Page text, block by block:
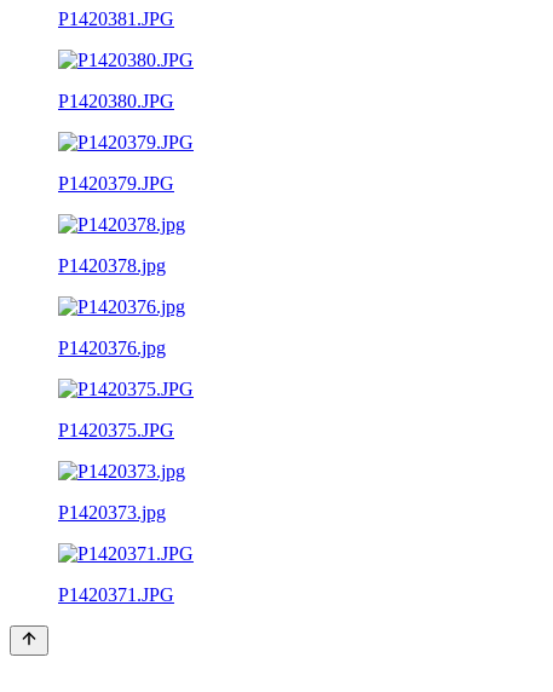
P1420381.JPG
P1420380.JPG
P1420379.JPG
P1420378.jpg
P1420376.jpg
P1420375.JPG
P1420373.jpg
P1420371.JPG